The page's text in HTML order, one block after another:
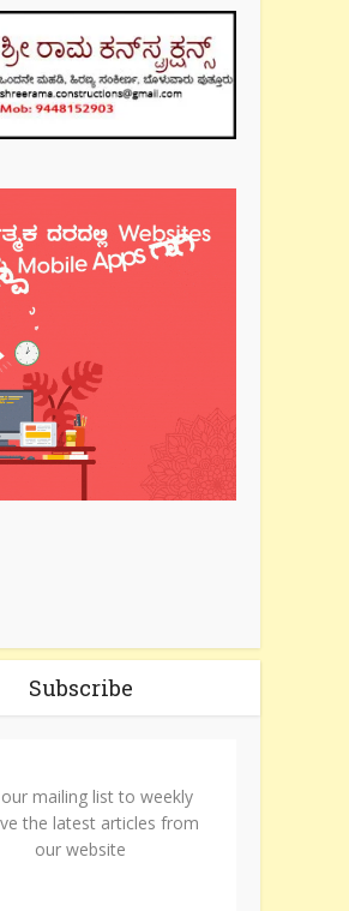
Subscribe
our mailing list to weekly
the latest articles from
our website